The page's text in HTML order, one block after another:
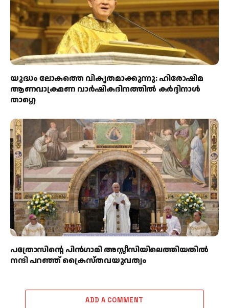
യുദ്ധം ലോകത്തെ വികൃതമാക്കുന്നു: ഹിരോഷിമ
ആണവാക്രമണ വാർഷികദിനത്തിൽ കർദ്ദിനാൾ
താഗ്ലെ
പത്രോസിന്റെ പിൻഗാമി അസ്സീസിയിലെത്തിയതിൽ
നന്ദി പറഞ്ഞ് ക്രൈസ്തവയുവത്വം
ADD A COMMENT